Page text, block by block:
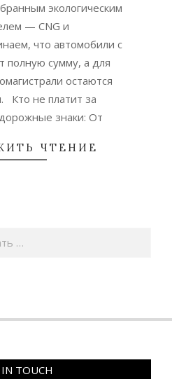
экологическим
— CNG и
что автомобили с
полную сумму, а для
остаются
Кто не платит за
знаки: От
ЧТЕНИЕ
TOUCH